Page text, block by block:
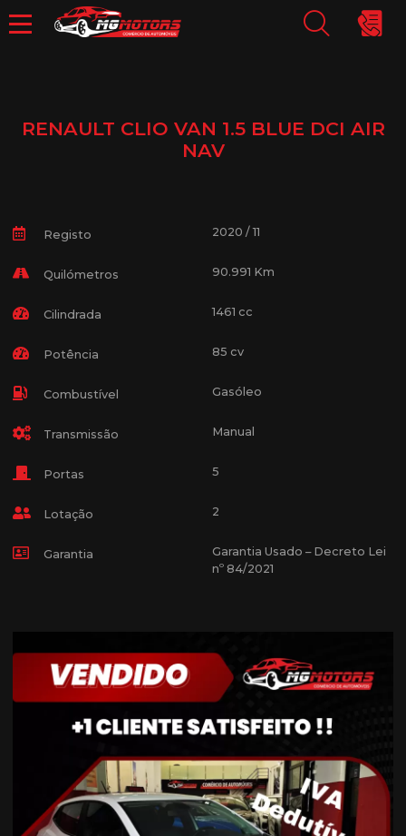
RENAULT CLIO VAN 1.5 BLUE DCI AIR
NAV
Registo 2020 / 11
Quilómetros 90.991 Km
Cilindrada 1461 cc
Potência 85 cv
Combustível Gasóleo
Transmissão Manual
Portas 5
Lotação 2
Garantia
Garantia Usado – Decreto Lei
nº 84/2021